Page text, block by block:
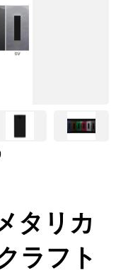
タリカ
ラフト